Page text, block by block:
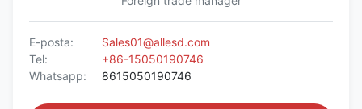
E-posta:
Sales01@allesd.com
Tel:
+86-15050190746
Whatsapp:
8615050190746